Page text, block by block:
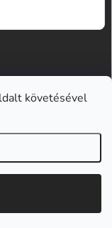
követésével
fenntartva.